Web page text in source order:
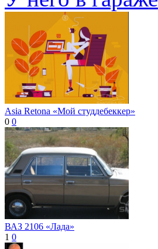
Asia Retona «Мой студдебеккер»
0 0
ВАЗ 2106 «Лада»
1 0